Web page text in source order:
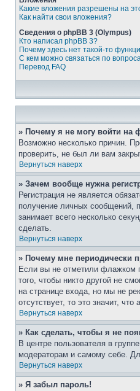
Какие вложения разрешены на
Как найти свои вложения?
Сведения о phpBB 3 (Olympus)
Кто написал phpBB 3?
Почему здесь нет такой-то
С кем можно связаться по
Перевод FAQ
» Почему я не могу войти на
Возможно несколько причин.
проверить, не был ли вам
Вернуться наверх
» Зачем вообще нужна
Регистрация не является
получение личных сообщений,
занимает всего несколько
сделать.
Вернуться наверх
» Почему мне периодически
Если вы не отметили флажком
того, чтобы никто другой не
на странице входа, но мы не
отсутствует, то это значит,
Вернуться наверх
» Как сделать, чтобы я не
В центре пользователя в
модераторам и самому себе.
Вернуться наверх
» Я забыл пароль!